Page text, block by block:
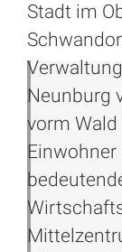
Stadt im
Neunburg
vorm